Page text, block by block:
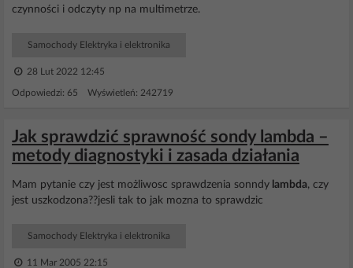
czynności i odczyty np na multimetrze.
Samochody Elektryka i elektronika
28 Lut 2022 12:45
Odpowiedzi: 65 Wyświetleń: 242719
Jak sprawdzić sprawność sondy lambda –
metody diagnostyki i zasada działania
Mam pytanie czy jest możliwosc sprawdzenia sonndy lambda, czy
jest uszkodzona??jesli tak to jak mozna to sprawdzic
Samochody Elektryka i elektronika
11 Mar 2005 22:15